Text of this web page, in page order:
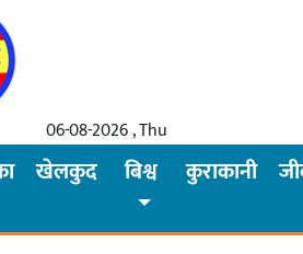
06-08-2026 , Thu
खेलकुद बिश्व कुराकानी